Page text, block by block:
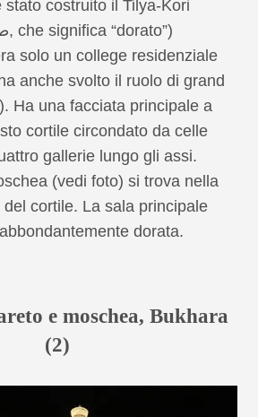
stato costruito il Tilya-Kori
solo un college residenziale
anche svolto il ruolo di grand
Ha una facciata principale a
cortile circondato da celle
gallerie lungo gli assi.
(vedi foto) si trova nella
cortile. La sala principale
dorata.
e moschea, Bukhara
(2)